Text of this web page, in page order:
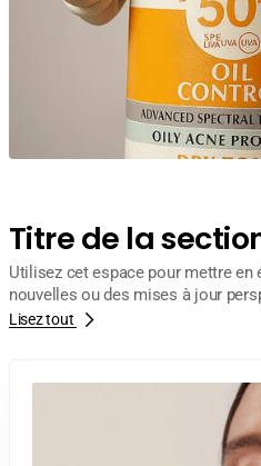
Titre de la
Utilisez cet espace pour mettre en
nouvelles ou des mises à jour
Lisez tout